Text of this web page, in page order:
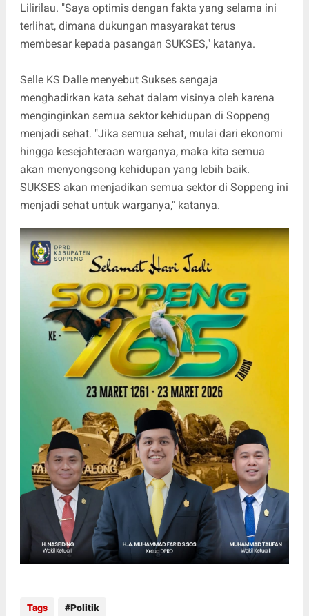
Lilirilau. "Saya optimis dengan fakta yang selama ini
terlihat, dimana dukungan masyarakat terus
membesar kepada pasangan SUKSES," katanya.
Selle KS Dalle menyebut Sukses sengaja
menghadirkan kata sehat dalam visinya oleh karena
menginginkan semua sektor kehidupan di Soppeng
menjadi sehat. "Jika semua sehat, mulai dari ekonomi
hingga kesejahteraan warganya, maka kita semua
akan menyongsong kehidupan yang lebih baik.
SUKSES akan menjadikan semua sektor di Soppeng ini
menjadi sehat untuk warganya," katanya.
Tags Politik